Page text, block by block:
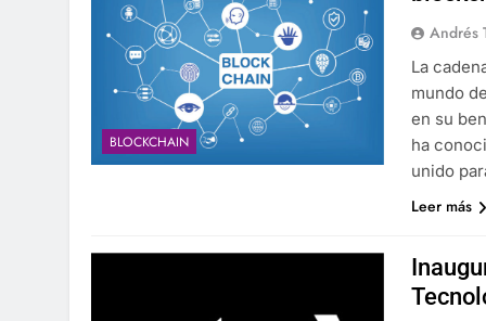
BLOCKCHAIN
Andrés
La
mundo
en su
ha
unido
Leer más